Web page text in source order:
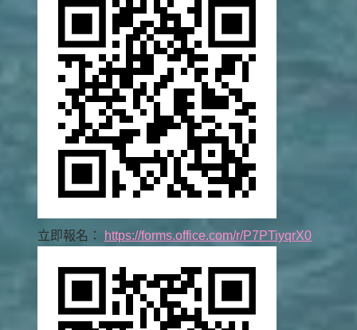
立即報名： https://forms.office.com/r/P7PTiyqrX0